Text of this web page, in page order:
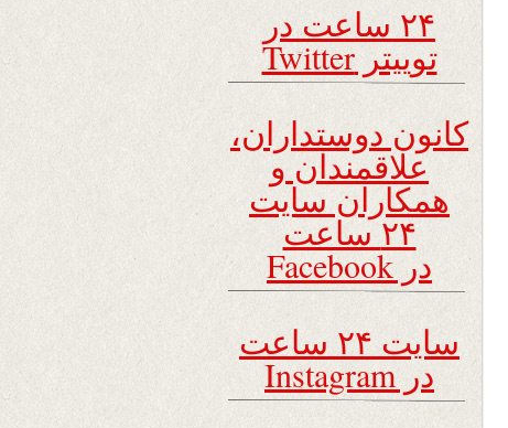
۲۴ ساعت در
توییتر Twitter
کانون دوستداران،
علاقمندان و
همکاران سایت
۲۴ ساعت
در Facebook
سایت ۲۴ ساعت
در Instagram